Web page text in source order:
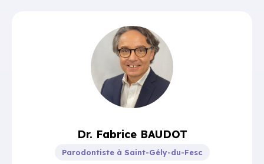
Dr. Fabrice BAUDOT
Parodontiste à Saint-Gély-du-Fesc